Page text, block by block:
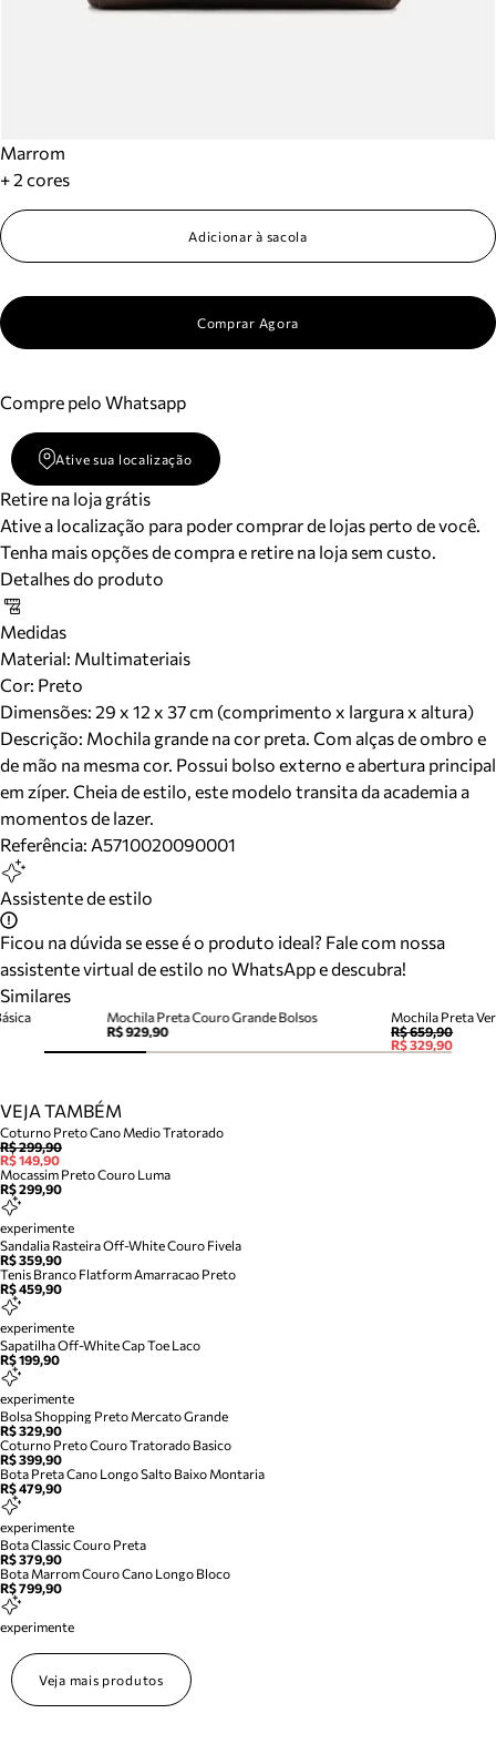
Marrom
+ 2 cores
Adicionar à sacola
Comprar Agora
Compre pelo Whatsapp
Ative sua localização
Retire na loja grátis
Ative a localização para poder comprar de lojas perto de você.
Tenha mais opções de compra e retire na loja sem custo.
Detalhes do produto
Medidas
Material: Multimateriais
Cor: Preto
Dimensões: 29 x 12 x 37 cm (comprimento x largura x altura)
Descrição: Mochila grande na cor preta. Com alças de ombro e
de mão na mesma cor. Possui bolso externo e abertura principal
em zíper. Cheia de estilo, este modelo transita da academia a
momentos de lazer.
Referência: A5710020090001
Assistente de estilo
Ficou na dúvida se esse é o produto ideal? Fale com nossa
assistente virtual de estilo no WhatsApp e descubra!
Similares
Mochila Preta Couro Grande Bolsos
R$ 929,90
Mochila Preta
R$ 659,90
R$ 329,90
VEJA TAMBÉM
Coturno Preto Cano Medio Tratorado
R$ 299,90
R$ 149,90
Mocassim Preto Couro Luma
R$ 299,90
experimente
Sandalia Rasteira Off-White Couro Fivela
R$ 359,90
Tenis Branco Flatform Amarracao Preto
R$ 459,90
experimente
Sapatilha Off-White Cap Toe Laco
R$ 199,90
experimente
Bolsa Shopping Preto Mercato Grande
R$ 329,90
Coturno Preto Couro Tratorado Basico
R$ 399,90
Bota Preta Cano Longo Salto Baixo Montaria
R$ 479,90
experimente
Bota Classic Couro Preta
R$ 379,90
Bota Marrom Couro Cano Longo Bloco
R$ 799,90
experimente
Veja mais produtos